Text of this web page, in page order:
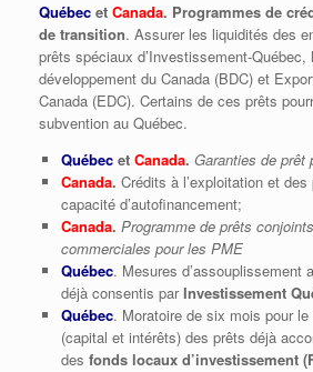
Québec et Canada. Programmes de
de transition. Assurer les liquidités des
prêts spéciaux d’Investissement-Québec,
développement du Canada (BDC) et
Canada (EDC). Certains de ces prêts
subvention au Québec.
Québecet Canada. Garanties de prêt
Canada. Crédits à l’exploitation et
capacité d’autofinancement;
Canada. Programme de prêts
commerciales pour les PME
Québec. Mesures d’assouplissement
déjà consentis parInvestissement
Québec. Moratoire de six mois pour le
(capital et intérêts) des prêts déjà
des fonds locaux d’investissement